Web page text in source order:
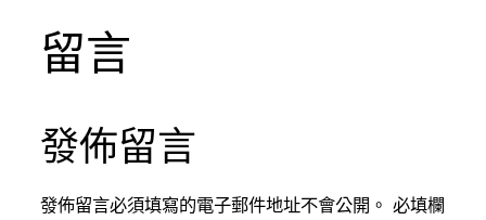
留言
發佈留言
發佈留言必須填寫的電子郵件地址不會公開。 必填欄